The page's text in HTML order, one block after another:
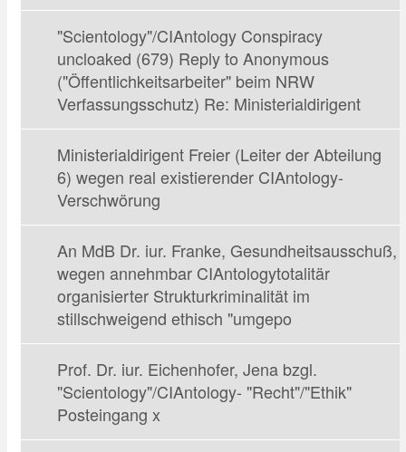
"Scientology"/CIAntology Conspiracy
uncloaked (679) Reply to Anonymous
("Öffentlichkeitsarbeiter" beim NRW
Verfassungsschutz) Re: Ministerialdirigent
Ministerialdirigent Freier (Leiter der Abteilung
6) wegen real existierender CIAntology-
Verschwörung
An MdB Dr. iur. Franke, Gesundheitsausschuß,
wegen annehmbar CIAntologytotalitär
organisierter Strukturkriminalität im
stillschweigend ethisch "umgepo
Prof. Dr. iur. Eichenhofer, Jena bzgl.
"Scientology"/CIAntology- "Recht"/"Ethik"
Posteingang x